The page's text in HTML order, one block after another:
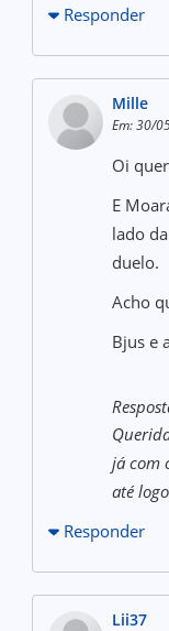
Responder
Mille
Em: 30/
Oi
E
lado
duelo.
Acho
Bjus e
já com
até
Responder
Lii37